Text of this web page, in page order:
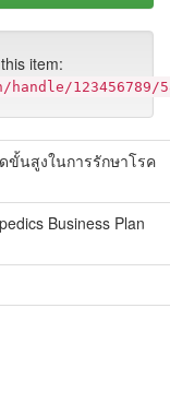
item:
123456789/
นสูงในการรักษาโรค
Business Plan